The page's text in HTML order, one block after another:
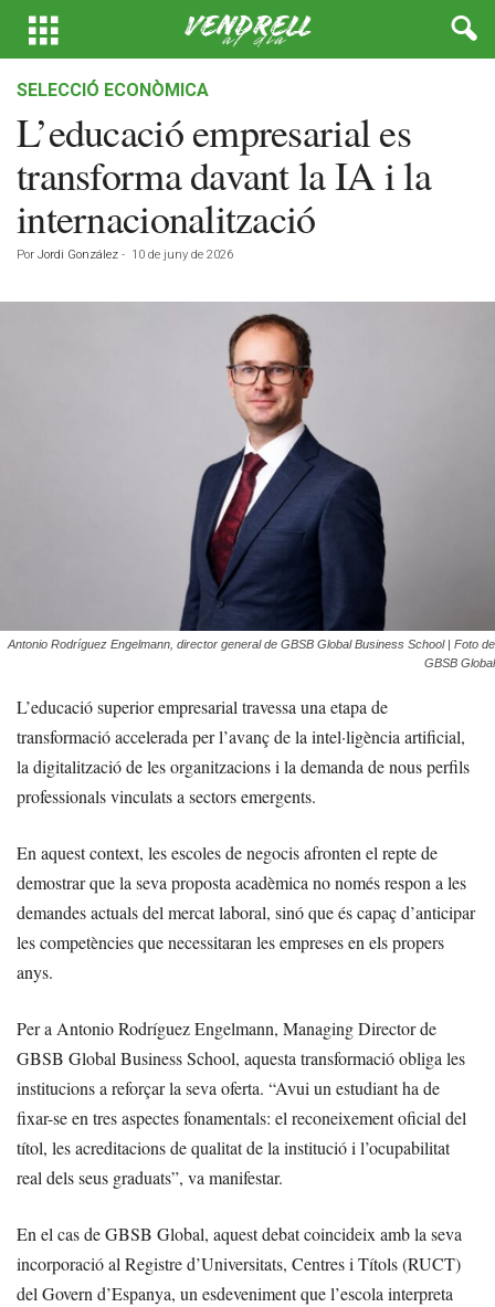
SELECCIÓ ECONÒMICA
L’educació empresarial es
transforma davant la IA i la
internacionalització
Por Jordi González - 10 de juny de 2026
Antonio Rodríguez Engelmann, director general de GBSB Global Business School | Foto de
GBSB Global
L’educació superior empresarial travessa una etapa de
transformació accelerada per l’avanç de la intel·ligència artificial,
la digitalització de les organitzacions i la demanda de nous perfils
professionals vinculats a sectors emergents.
En aquest context, les escoles de negocis afronten el repte de
demostrar que la seva proposta acadèmica no només respon a les
demandes actuals del mercat laboral, sinó que és capaç d’anticipar
les competències que necessitaran les empreses en els propers
anys.
Per a Antonio Rodríguez Engelmann, Managing Director de
GBSB Global Business School, aquesta transformació obliga les
institucions a reforçar la seva oferta. “Avui un estudiant ha de
fixar-se en tres aspectes fonamentals: el reconeixement oficial del
títol, les acreditacions de qualitat de la institució i l’ocupabilitat
real dels seus graduats”, va manifestar.
En el cas de GBSB Global, aquest debat coincideix amb la seva
incorporació al Registre d’Universitats, Centres i Títols (RUCT)
del Govern d’Espanya, un esdeveniment que l’escola interpreta